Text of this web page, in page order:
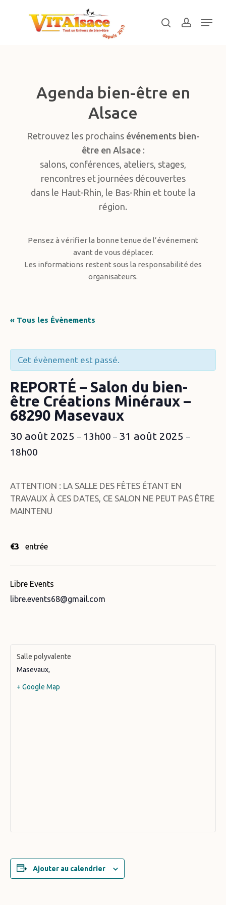
searchaccount
Menu
Agenda bien-être en
Alsace
Retrouvez les prochains événements bien-
être en Alsace:
salons, conférences, ateliers, stages,
rencontres et journées découvertes
dans le Haut-Rhin, le Bas-Rhin et toute la
région.
Pensez à vérifier la bonne tenue de l’événement
avant de vous déplacer.
Les informations restent sous la responsabilité des
organisateurs.
« Tous les Évènements
Cet évènement est passé.
REPORTÉ – Salon du bien-
être Créations Minéraux –
68290 Masevaux
30 août 2025 – 13h00 – 31 août 2025 –
18h00
ATTENTION : LA SALLE DES FÊTES ÉTANT EN
TRAVAUX À CES DATES, CE SALON NE PEUT PAS ÊTRE
MAINTENU
€3 entrée
Libre Events
libre.events68@gmail.com
Salle polyvalente
Masevaux,
+ Google Map
Ajouter au calendrier